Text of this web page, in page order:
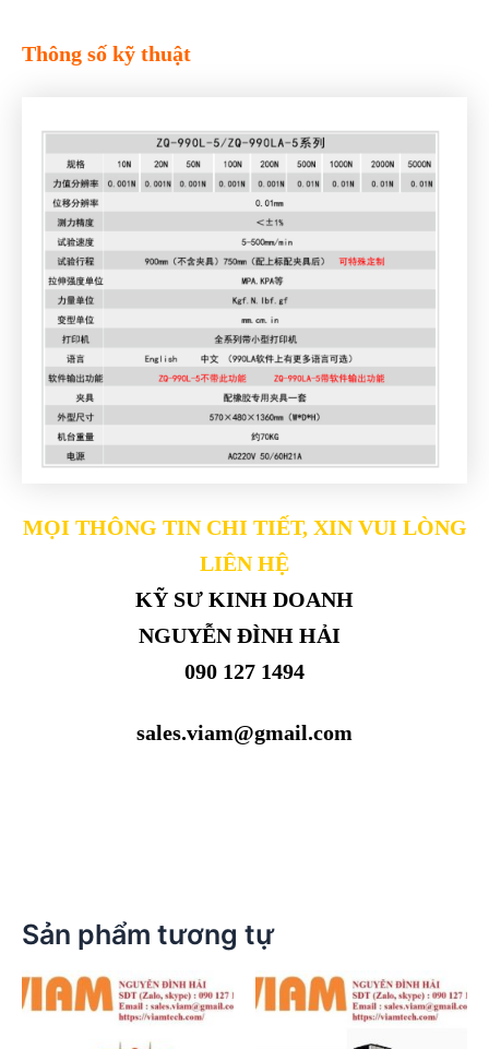
Thông số kỹ thuật
MỌI THÔNG TIN CHI TIẾT, XIN VUI LÒNG
LIÊN HỆ
KỸ SƯ KINH DOANH
NGUYỄN ĐÌNH HẢI
090 127 1494
sales.viam@gmail.com
Sản phẩm tương tự